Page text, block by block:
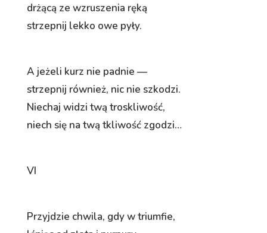
drżącą ze wzruszenia ręką
strzepnij lekko owe pyły.
A jeżeli kurz nie padnie —
strzepnij również, nic nie szkodzi.
Niechaj widzi twą troskliwość,
niech się na twą tkliwość zgodzi…
VI
Przyjdzie chwila, gdy w triumfie,